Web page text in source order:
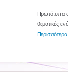
Πρωτότυπα
θεματικές
Περισσότερα...